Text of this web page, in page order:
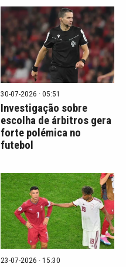
30-07-2026 · 05:51
Investigação sobre
escolha de árbitros gera
forte polémica no
futebol
23-07-2026 · 15:30